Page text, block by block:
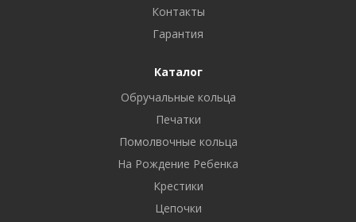
Контакты
Гарантия
Каталог
Обручальные кольца
Печатки
Помолвочные кольца
На Рождение Ребенка
Крестики
Цепочки